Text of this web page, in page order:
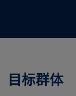
目标群体